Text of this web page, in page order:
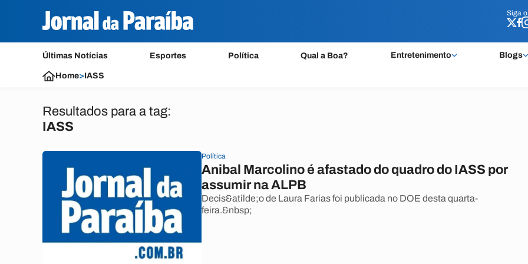
Siga o
Últimas Notícias Esportes Política Qual a Boa? Entretenimento Blogs
Siga o
Home>IASS
Resultados para a tag:
IASS
Política
Anibal Marcolino é afastado do quadro do IASS por
assumir na ALPB
Decis&atilde;o de Laura Farias foi publicada no DOE desta quarta-
feira.&nbsp;